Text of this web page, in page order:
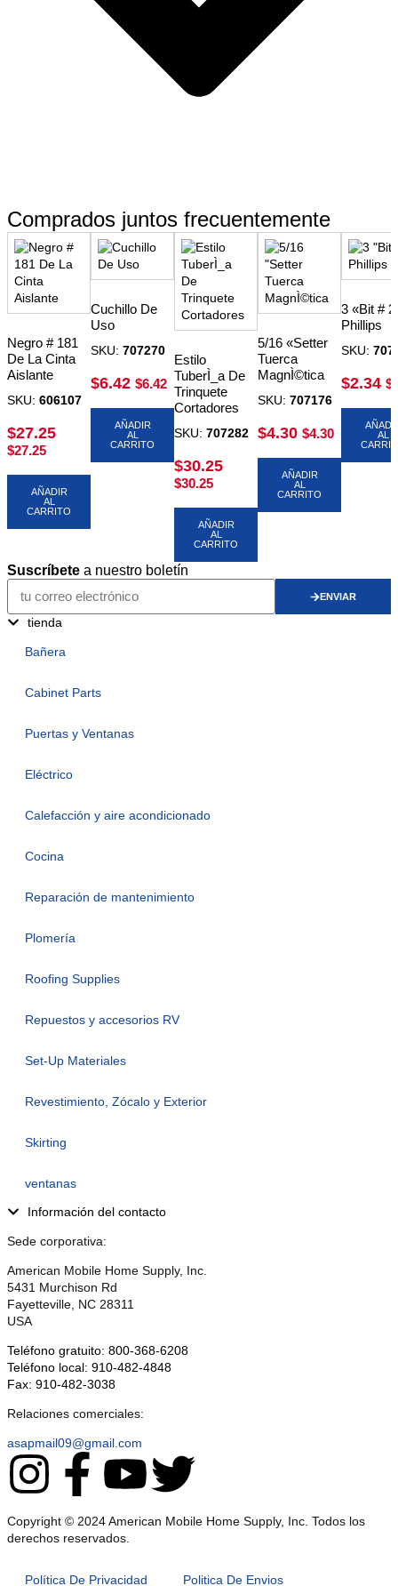
Comprados juntos frecuentemente
Negro # 181
De La Cinta
Aislante
SKU: 606107
$27.25
$27.25
AÑADIR
AL
CARRITO
Cuchillo De
Uso
SKU: 707270
$6.42 $6.42
AÑADIR
AL
CARRITO
Estilo
TuberÌ_a De
Trinquete
Cortadores
SKU: 707282
$30.25
$30.25
AÑADIR
AL
CARRITO
5/16 «Setter
Tuerca
MagnÌ©tica
SKU: 707176
$4.30 $4.30
AÑADIR
AL
CARRITO
3 «Bit # 2
Phillips
SKU:
$2.34 $
AL
Suscríbete a nuestro boletín
ENVIAR
tienda
Bañera
Cabinet Parts
Puertas y Ventanas
Eléctrico
Calefacción y aire acondicionado
Cocina
Reparación de mantenimiento
Plomería
Roofing Supplies
Repuestos y accesorios RV
Set-Up Materiales
Revestimiento, Zócalo y Exterior
Skirting
ventanas
Información del contacto
Sede corporativa:
American Mobile Home Supply, Inc.
5431 Murchison Rd
Fayetteville, NC 28311
USA
Teléfono gratuito: 800-368-6208
Teléfono local: 910-482-4848
Fax: 910-482-3038
Relaciones comerciales:
asapmail09@gmail.com
Copyright © 2024 American Mobile Home Supply, Inc. Todos los
derechos reservados.
Política De Privacidad Politica De Envios